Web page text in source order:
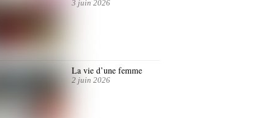
3 juin 2026
La vie d’une femme
2 juin 2026